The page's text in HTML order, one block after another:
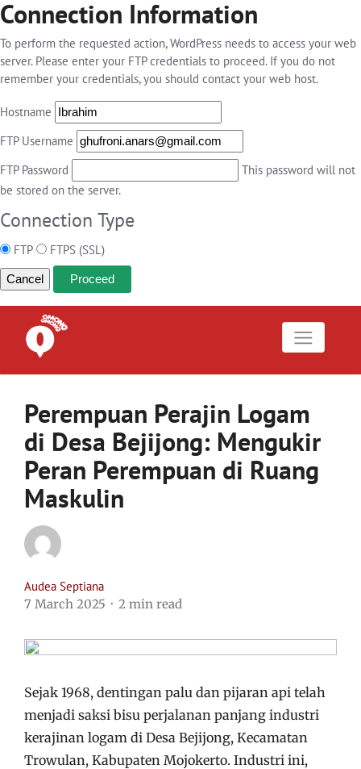
Connection Information
To perform the requested action, WordPress needs to access your web
server. Please enter your FTP credentials to proceed. If you do not
remember your credentials, you should contact your web host.
Hostname
FTP Username
FTP Password
This password will not
be stored on the server.
Connection Type
FTP FTPS (SSL)
Cancel
Perempuan Perajin Logam
di Desa Bejijong: Mengukir
Peran Perempuan di Ruang
Maskulin
Audea Septiana
7 March 2025
2 min read
Sejak 1968, dentingan palu dan pijaran api telah
menjadi saksi bisu perjalanan panjang industri
kerajinan logam di Desa Bejijong, Kecamatan
Trowulan, Kabupaten Mojokerto. Industri ini,